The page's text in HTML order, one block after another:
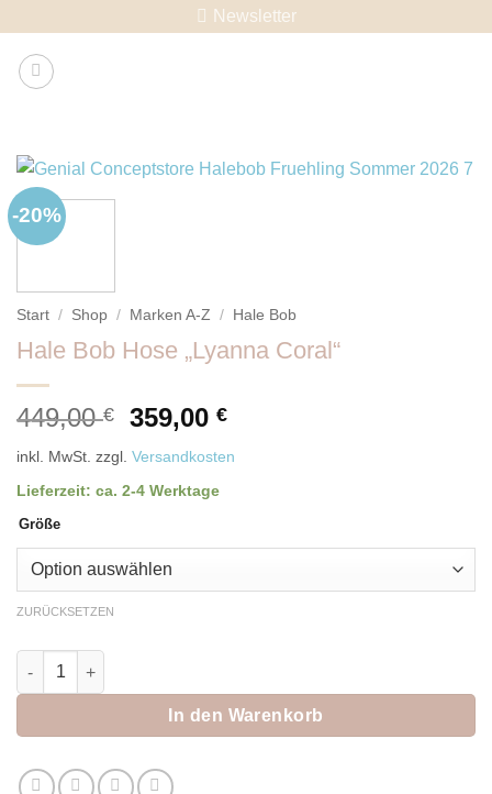
content
Newsletter
-20%
Start / Shop / Marken A-Z / Hale Bob
Hale Bob Hose „Lyanna Coral“
449,00€
Ursprünglicher
war:
449,00 €
359,00€Aktueller
ist:
inkl. MwSt. zzgl. Versandkosten
Lieferzeit: ca. 2-4 Werktage
Größe
ZURÜCKSETZEN
Hale Bob Hose "Lyanna Coral" Menge
In den Warenkorb